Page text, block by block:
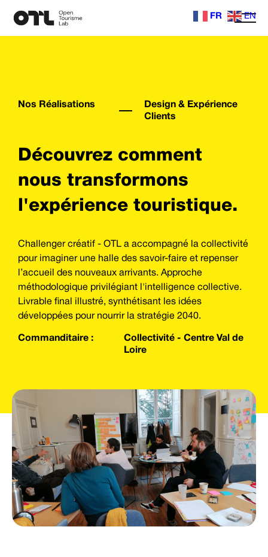
FR EN
Nos Réalisations
Design & Expérience
Clients
Découvrez comment
nous transformons
l'expérience touristique.
Challenger créatif - OTL a accompagné la collectivité
pour imaginer une halle des savoir-faire et repenser
l’accueil des nouveaux arrivants. Approche
méthodologique privilégiant l'intelligence collective.
Livrable final illustré, synthétisant les idées
développées pour nourrir la stratégie 2040.
Commanditaire :
Collectivité - Centre Val de
Loire